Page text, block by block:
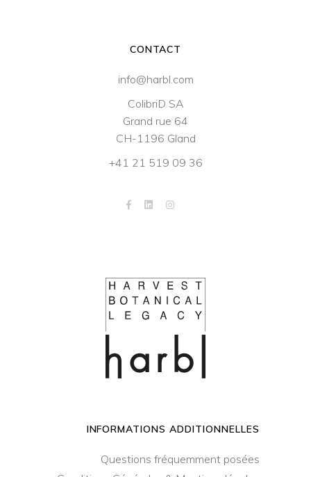
CONTACT
info@harbl.com
ColibriD SA
Grand rue 64
CH-1196 Gland
+41 21 519 09 36
INFORMATIONS ADDITIONNELLES
Questions fréquemment posées